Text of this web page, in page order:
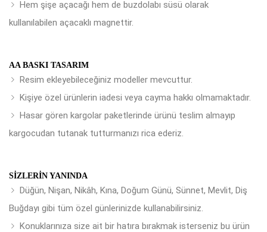
Hem şişe açacağı hem de buzdolabı süsü olarak
kullanılabilen açacaklı magnettir.
AA BASKI TASARIM
Resim ekleyebileceğiniz modeller mevcuttur.
Kişiye özel ürünlerin iadesi veya cayma hakkı olmamaktadır.
Hasar gören kargolar paketlerinde ürünü teslim almayıp
kargocudan tutanak tutturmanızı rica ederiz.
SIZLERIN YANINDA
Düğün, Nişan, Nikâh, Kına, Doğum Günü, Sünnet, Mevlit, Diş
Buğdayı gibi tüm özel günlerinizde kullanabilirsiniz.
Konuklarınıza size ait bir hatıra bırakmak isterseniz bu ürün